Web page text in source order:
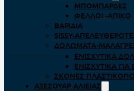
ΜΠΟΜΠΆΡΔΕΣ
ΦΕΛΛΟΊ -ΑΠΊΚΟ
ΒΑΡΊΔΙΑ
SISSY-
ΔΟΛΏΜΑΤΑ-
ΕΝΙΣΧΥΤΙΚΆ
ΕΝΙΣΧΥΤΙΚΆ ΓΙΑ
ΣΚΌΝΕΣ
ΑΞΕΣΟΥΆΡ ΑΛΙΕΊΑΣ